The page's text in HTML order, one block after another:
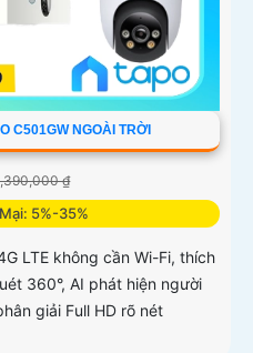
C501GW NGOÀI TRỜI
₫
5%-35%
LTE không cần Wi-Fi, thích
360°, AI phát hiện người
giải Full HD rõ nét